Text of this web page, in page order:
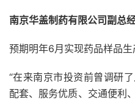
南京华盖制药有限公司副总经
预期明年6月实现药品样品生
“在来南京市投资前曾调研
配套、服务优质、交通便利